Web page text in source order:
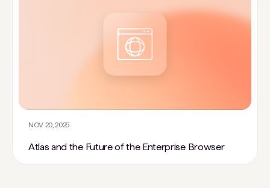
NOV 20, 2025
Atlas and the Future of the Enterprise Browser